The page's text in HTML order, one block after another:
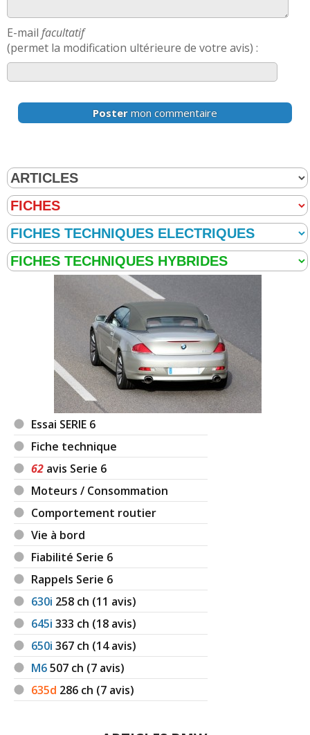
E-mail facultatif
(permet la modification ultérieure de votre avis) :
Poster mon commentaire
Essai SERIE 6
Fiche technique
62 avis Serie 6
Moteurs / Consommation
Comportement routier
Vie à bord
Fiabilité Serie 6
Rappels Serie 6
630i 258 ch (11 avis)
645i 333 ch (18 avis)
650i 367 ch (14 avis)
M6507 ch (7 avis)
635d 286 ch (7 avis)